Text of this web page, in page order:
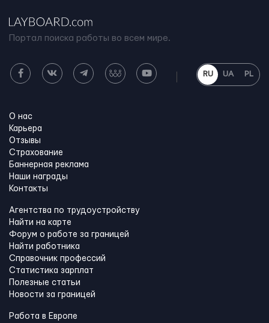
Портал поиска работы во всем мире.
RU UA PL
О нас
Карьера
Отзывы
Страхование
Баннерная реклама
Наши награды
Контакты
Агентства по трудоустройству
Найти на карте
Форум о работе за границей
Найти работника
Справочник профессий
Статистика зарплат
Полезные статьи
Новости за границей
Работа в Европе